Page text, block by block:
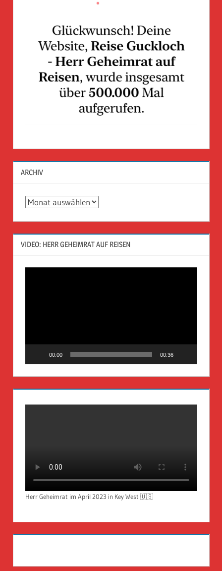
ARCHIV
Archiv
VIDEO: HERR GEHEIMRAT AUF REISEN
00:00 00:36
Herr Geheimrat im April 2023 in Key West 🇺🇸